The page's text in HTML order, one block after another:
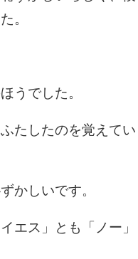
。
うでした。
たしたのを覚えてい
かしいです。
エス」とも「ノー」